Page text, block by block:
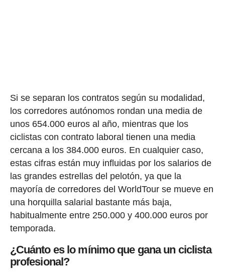
Si se separan los contratos según su modalidad,
los corredores autónomos rondan una media de
unos 654.000 euros al año, mientras que los
ciclistas con contrato laboral tienen una media
cercana a los 384.000 euros. En cualquier caso,
estas cifras están muy influidas por los salarios de
las grandes estrellas del pelotón, ya que la
mayoría de corredores del WorldTour se mueve en
una horquilla salarial bastante más baja,
habitualmente entre 250.000 y 400.000 euros por
temporada.
¿Cuánto es lo mínimo que gana un ciclista
profesional?